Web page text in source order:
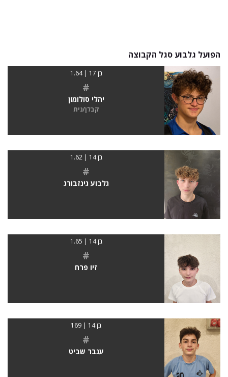
הפועל גלבוע סגל הקבוצה
בן 17 | 1.64
#
יהלי סולומון
קבלן/נית
בן 14 | 1.62
#
גלבוע גינזבורג
בן 14 | 1.65
#
זיו פרח
בן 14 | 169
#
ענבר שביט